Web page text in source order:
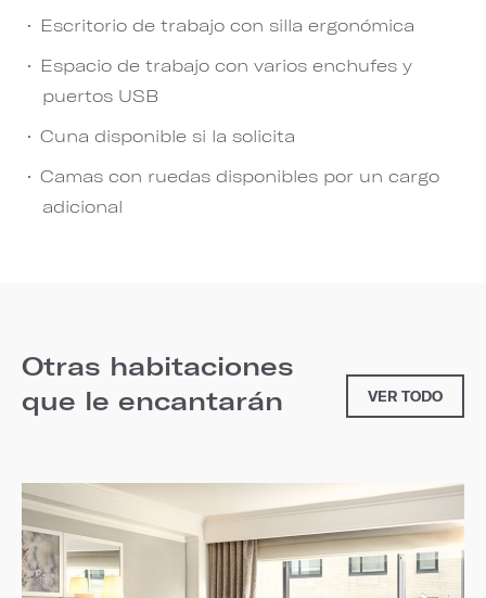
Escritorio de trabajo con silla ergonómica
Espacio de trabajo con varios enchufes y
puertos USB
Cuna disponible si la solicita
Camas con ruedas disponibles por un cargo
adicional
Otras habitaciones
que le encantarán
VER TODO